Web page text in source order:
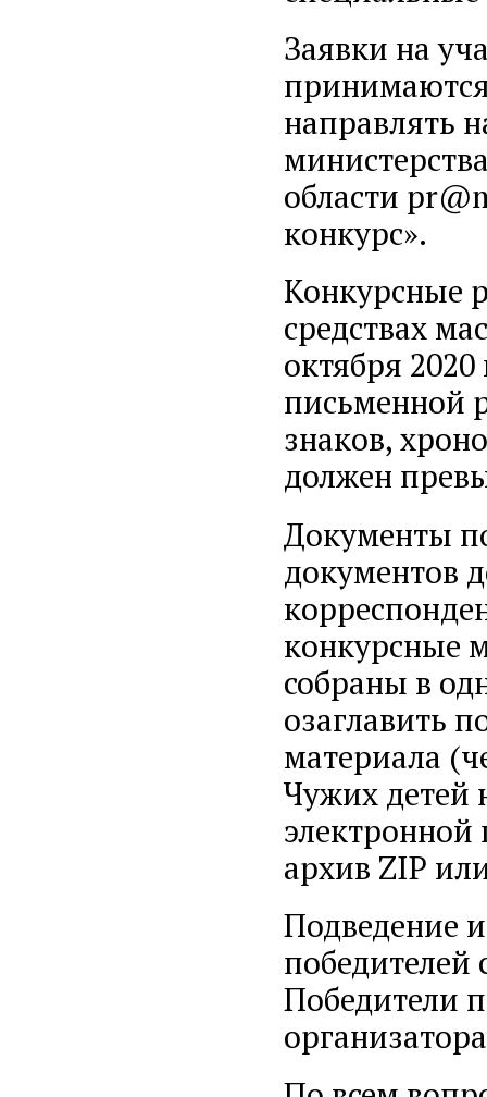
Заявки на
направлять
области
конкурс».
Конкурсные
средствах
октября
письменной
знаков,
должен
Документы
документов
конкурсные
собраны в
озаглавить
материала
Чужих детей
электронной
архив ZIP
Подведение
победителей
Победители